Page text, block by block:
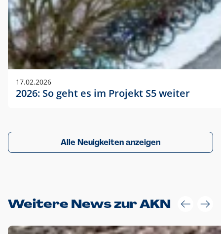
17.02.2026
2026: So geht es im Projekt S5 weiter
Alle Neuigkeiten anzeigen
Weitere News zur AKN